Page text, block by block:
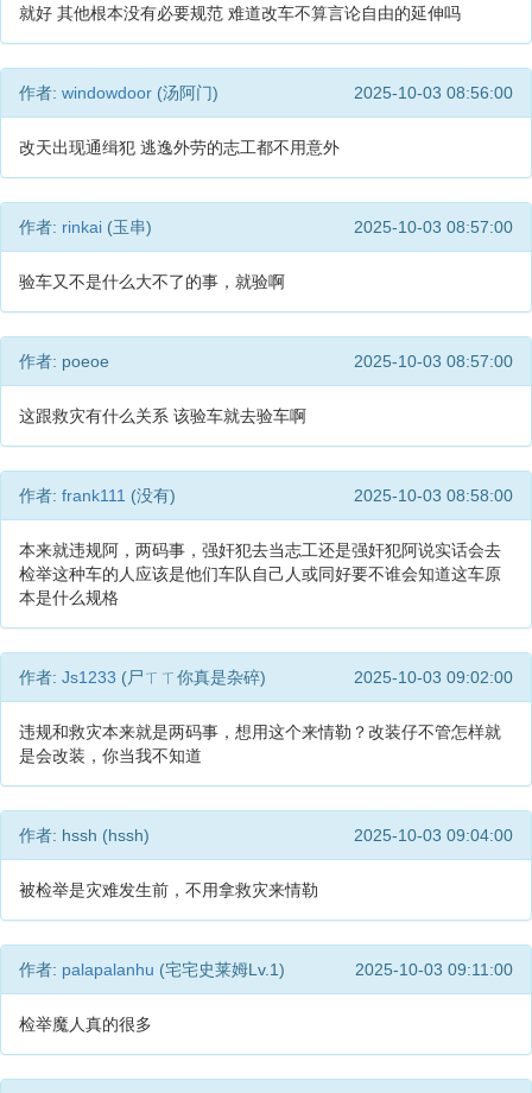
就好 其他根本没有必要规范 难道改车不算言论自由的延伸吗
作者: windowdoor (汤阿门) 2025-10-03 08:56:00
改天出现通缉犯 逃逸外劳的志工都不用意外
作者: rinkai (玉串) 2025-10-03 08:57:00
验车又不是什么大不了的事，就验啊
作者: poeoe 2025-10-03 08:57:00
这跟救灾有什么关系 该验车就去验车啊
作者: frank111 (没有) 2025-10-03 08:58:00
本来就违规阿，两码事，强奸犯去当志工还是强奸犯阿说实话会去
检举这种车的人应该是他们车队自己人或同好要不谁会知道这车原
本是什么规格
作者: Js1233 (尸ㄒㄒ你真是杂碎) 2025-10-03 09:02:00
违规和救灾本来就是两码事，想用这个来情勒？改装仔不管怎样就
是会改装，你当我不知道
作者: hssh (hssh) 2025-10-03 09:04:00
被检举是灾难发生前，不用拿救灾来情勒
作者: palapalanhu (宅宅史莱姆Lv.1) 2025-10-03 09:11:00
检举魔人真的很多